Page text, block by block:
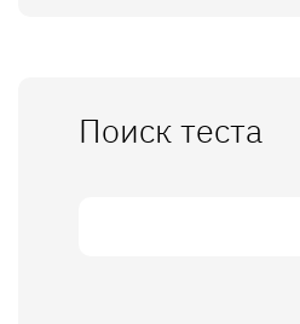
Поиск теста